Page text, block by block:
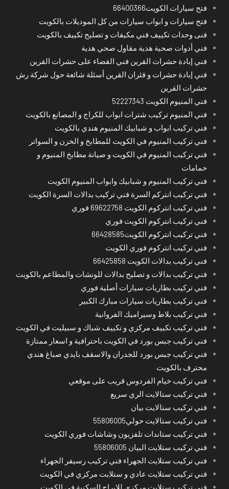
فتح سيارات الكويت66400366
فتح سيارات و ابواب سيارات من كل الموديلات بالكويت
فنى وحدات تكييف فني مكيفات و تصليح تكييف بالكويت
فني أدوات صحية هدية مقاول صحي هدية
فني إبادة حشرات القرين فني القضاء على حشرات القرين
فني إبادة حشرات و فئران القرين أسئلة شائعة حول شركة رش
حشرات القرين
فني المنيوم الكويت 52227343
فني المنيوم تركيب شترات ابواب للكراج و المصانع بالكويت
فني تركيب ابواب و شبابيك المنيوم هندي بالكويت
فني تركيب المنيوم في الكويت للمطابخ و الخزن و السواتر
فني تركيب المنيوم في الكويت و صيانة مطابخ المنيوم و
حمامات
فني تركيب المنيوم و شبابيك وابواب المنيوم الكويت
فني تركيب انتركم السرة فني تركيب بدالات السرة الكويت
فني تركيب انتركوم الكويت 69622758 فوري
فني تركيب انتركوم الكويت فوري
فني تركيب انتركوم الكويت66428585
فني تركيب انتركوم فوري الكويت
فني تركيب بدالات الكويت 66425858
فني تركيب بدالات و تصليح بدالات للونشات والمطاعم بالكويت
فني تركيب بطاريات سيارات أصلية فوري
فني تركيب بطاريات سيارات مبارك الكبير
فني تركيب بلاط وسيراميك الفروانية
فني تركيب تكييف مركزي و تكييف شباك و سبيليت في الكويت
فني تركيب جبس بورد في الكويت باحترافية و اسعار ممتازة
فني تركيب جبس بورد للجدران والاسقف بايدي صباغ هندي
محترف بالكويت
فني تركيب خيام الفردوس قريب على موقعي
فني تركيب ستالايت الري سريع
فني تركيب ستالايت بيان
فني تركيب ستالايت حولي55806005
فني تركيب ستاندات تلفزيون وشاشات فوري الكويت
فني تركيب ستلايت البيان 55806005
فني تركيب ستلايت الجهراء فني تركيب رسيفر الجهراء
فني تركيب ستلايت عادي و ستلايت مركزي في الكويت
فني تركيب ستلايت مركزي للابراج السكنية في الكويت